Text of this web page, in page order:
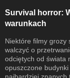
Survival horror:
warunkach
Niektóre filmy grozy
walczyć o
odciętych od świata
opuszczone